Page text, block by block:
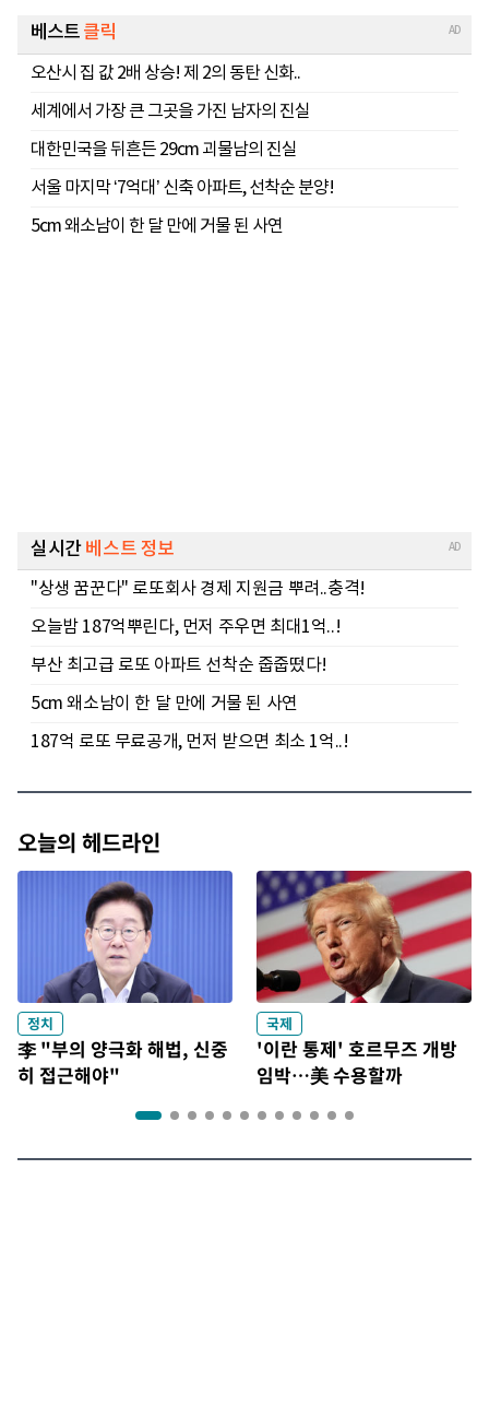
오늘의 헤드라인
정치
李 "부의 양극화 해법, 신중
히 접근해야"
국제
'이란 통제' 호르무즈 개방
임박…美 수용할까